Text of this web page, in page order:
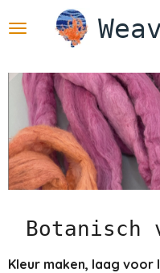
direct
de
hoofdinhoud
Botanisch
Kleur maken, laag voor